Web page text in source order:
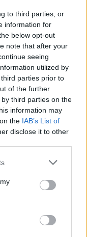
to third parties, or
information for
below opt-out
note that after your
seeing
utilized by
parties prior to
of the further
third parties on the
information may
the IAB’s List of
disclose it to other
de la Jarretera